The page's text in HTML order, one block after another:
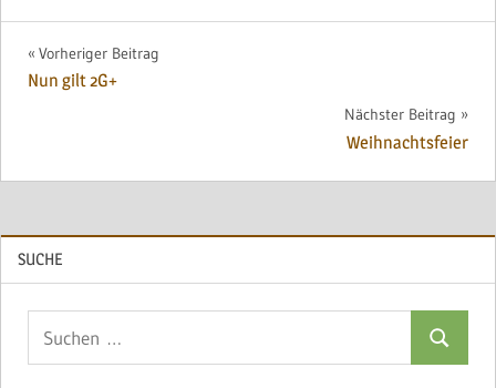
Beitragsnavigation
Vorheriger Beitrag
Nun gilt 2G+
Nächster Beitrag
Weihnachtsfeier
SUCHE
Suchen